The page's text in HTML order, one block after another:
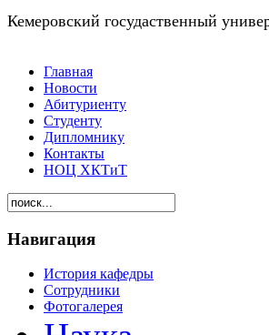
Кемеровский госудаственный
Главная
Новости
Абитуриенту
Студенту
Дипломнику
Контакты
НОЦ ХКТиТ
Навигация
История кафедры
Сотрудники
Фотогалерея